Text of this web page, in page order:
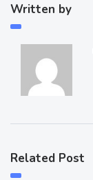
Written by
Related Post